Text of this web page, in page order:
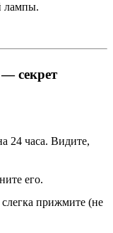
лампы.
секрет
24 часа. Видите,
его.
прижмите (не